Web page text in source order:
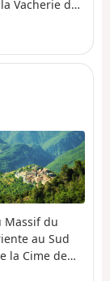
Vacherie du
ses points
Massif du
au Sud
la Cime de